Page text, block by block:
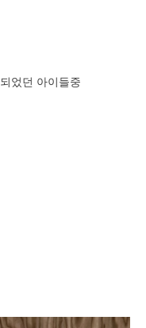
었던 아이들중